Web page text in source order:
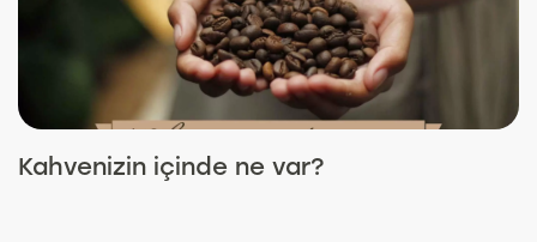
Kahvenizin içinde ne var?